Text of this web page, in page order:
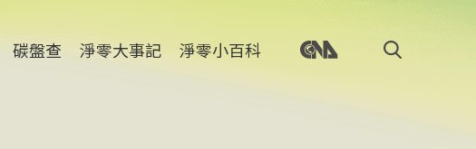
碳盤查 淨零大事記 淨零小百科